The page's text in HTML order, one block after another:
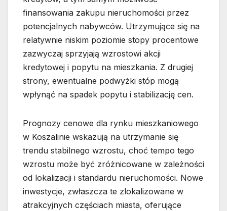
finansowania zakupu nieruchomości przez
potencjalnych nabywców. Utrzymujące się na
relatywnie niskim poziomie stopy procentowe
zazwyczaj sprzyjają wzrostowi akcji
kredytowej i popytu na mieszkania. Z drugiej
strony, ewentualne podwyżki stóp mogą
wpłynąć na spadek popytu i stabilizację cen.
Prognozy cenowe dla rynku mieszkaniowego
w Koszalinie wskazują na utrzymanie się
trendu stabilnego wzrostu, choć tempo tego
wzrostu może być zróżnicowane w zależności
od lokalizacji i standardu nieruchomości. Nowe
inwestycje, zwłaszcza te zlokalizowane w
atrakcyjnych częściach miasta, oferujące